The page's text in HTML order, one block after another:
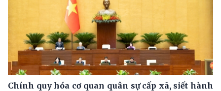
Chính quy hóa cơ quan quân sự cấp xã, siết hành